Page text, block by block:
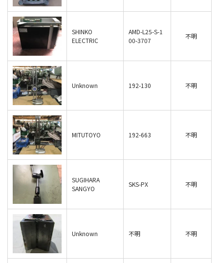
SHINKO
ELECTRIC
AMD-L25-S-1
00-3707
不明
Unknown 192-130 不明
MITUTOYO 192-663 不明
SUGIHARA
SANGYO
SKS-PX 不明
Unknown 不明 不明